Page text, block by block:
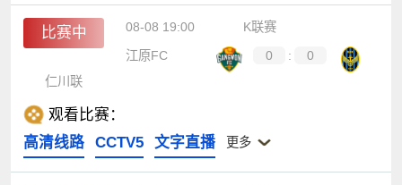
比赛中 08-08 19:00
K联赛
江原FC
0 :
0
仁川联
观看比赛：
高清线路
CCTV5 文字直播 更多